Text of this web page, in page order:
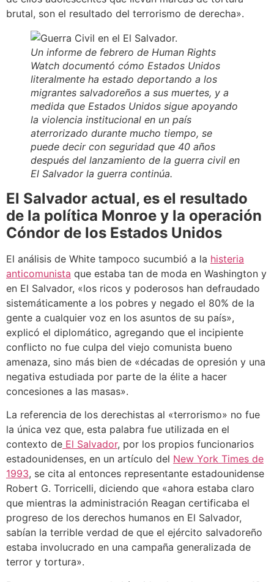
brutal, son el resultado del terrorismo de derecha».
Un informe de febrero de Human Rights
Watch documentó cómo Estados Unidos
literalmente ha estado deportando a los
migrantes salvadoreños a sus muertes, y a
medida que Estados Unidos sigue apoyando
la violencia institucional en un país
aterrorizado durante mucho tiempo, se
puede decir con seguridad que 40 años
después del lanzamiento de la guerra civil en
El Salvador la guerra continúa.
El Salvador actual, es el resultado
de la política Monroe y la operación
Cóndor de los Estados Unidos
El análisis de White tampoco sucumbió a la histeria
anticomunista que estaba tan de moda en Washington y
en El Salvador, «los ricos y poderosos han defraudado
sistemáticamente a los pobres y negado el 80% de la
gente a cualquier voz en los asuntos de su país»,
explicó el diplomático, agregando que el incipiente
conflicto no fue culpa del viejo comunista bueno
amenaza, sino más bien de «décadas de opresión y una
negativa estudiada por parte de la élite a hacer
concesiones a las masas».
La referencia de los derechistas al «terrorismo» no fue
la única vez que, esta palabra fue utilizada en el
contexto de El Salvador, por los propios funcionarios
estadounidenses, en un artículo del New York Times de
1993, se cita al entonces representante estadounidense
Robert G. Torricelli, diciendo que «ahora estaba claro
que mientras la administración Reagan certificaba el
progreso de los derechos humanos en El Salvador,
sabían la terrible verdad de que el ejército salvadoreño
estaba involucrado en una campaña generalizada de
terror y tortura».